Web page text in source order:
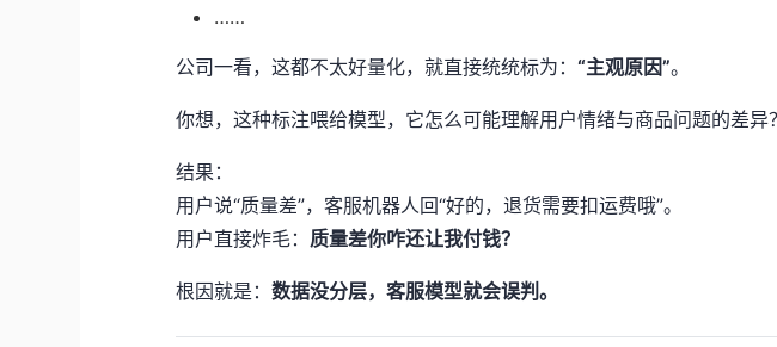
……
公司一看，这都不太好量化，就直接统统标为：“主观原因”。
你想，这种标注喂给模型，它怎么可能理解用户情绪与商品问题的差异？
结果：
用户说“质量差”，客服机器人回“好的，退货需要扣运费哦”。
用户直接炸毛： 质量差你咋还让我付钱？
根因就是：数据没分层，客服模型就会误判。